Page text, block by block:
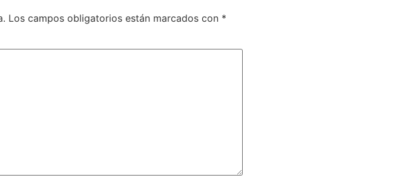
Los campos obligatorios están marcados con *